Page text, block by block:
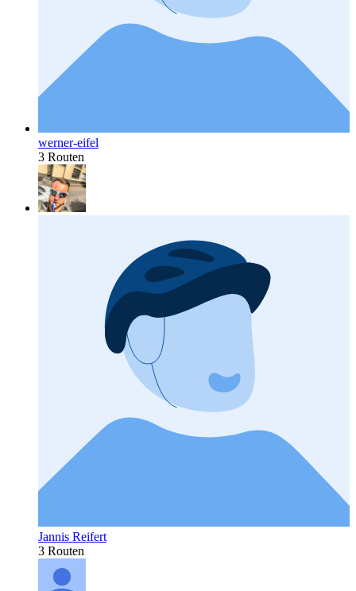
werner-eifel
3 Routen
Jannis Reifert
3 Routen